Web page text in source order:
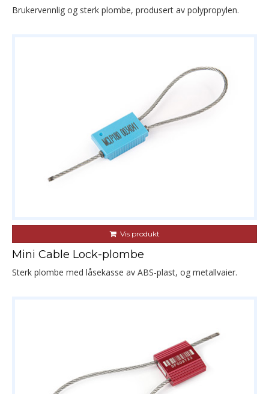
Brukervennlig og sterk plombe, produsert av polypropylen.
Vis produkt
Mini Cable Lock-plombe
Sterk plombe med låsekasse av ABS-plast, og metallvaier.